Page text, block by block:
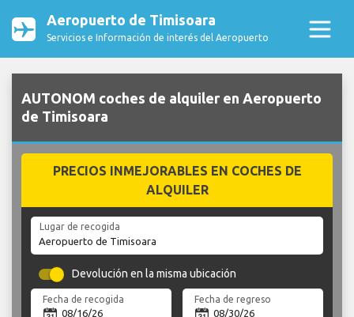
Aeropuerto de Timisoara
Servicios e Información de interés del Aeropuerto
AUTONOM coches de alquiler en Aeropuerto
de Timisoara
PRECIOS INMEJORABLES EN COCHES DE
ALQUILER
Lugar de recogida
Devolución en la misma ubicación
Fecha de recogida Fecha de regreso